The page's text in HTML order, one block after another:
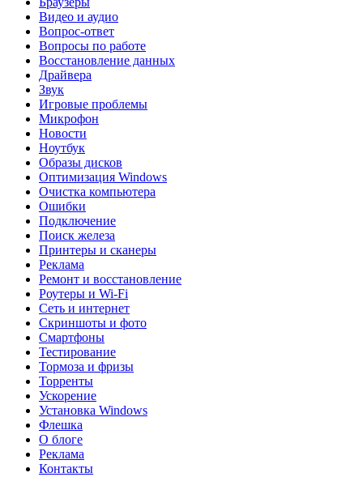
Видео и аудио
Вопрос-ответ
Вопросы по работе
Восстановление данных
Драйвера
Звук
Игровые проблемы
Микрофон
Новости
Ноутбук
Образы дисков
Оптимизация Windows
Очистка компьютера
Ошибки
Подключение
Поиск железа
Принтеры и сканеры
Реклама
Ремонт и восстановление
Роутеры и Wi-Fi
Сеть и интернет
Скриншоты и фото
Смартфоны
Тестирование
Тормоза и фризы
Торренты
Ускорение
Установка Windows
Флешка
О блоге
Реклама
Контакты